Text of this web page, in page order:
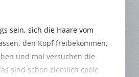
sein, sich die Haare vom
den Kopf freibekommen,
und mal versuchen die
sind schon ziemlich coole